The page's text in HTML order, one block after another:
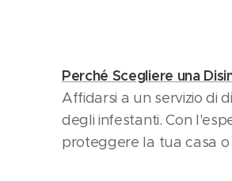
Perché Scegliere una
Affidarsi a un servizio di
degli infestanti. Con
proteggere la tua casa o